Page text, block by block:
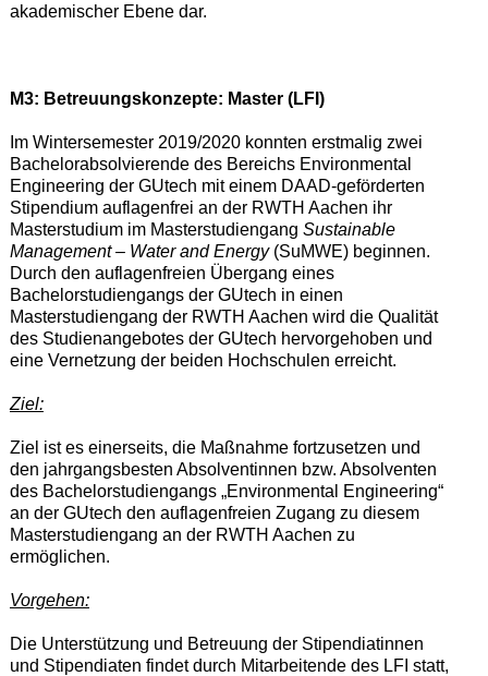
akademischer Ebene dar.
M3: Betreuungskonzepte: Master (LFI)
Im Wintersemester 2019/2020 konnten erstmalig zwei
Bachelorabsolvierende des Bereichs Environmental
Engineering der GUtech mit einem DAAD-geförderten
Stipendium auflagenfrei an der RWTH Aachen ihr
Masterstudium im Masterstudiengang Sustainable
Management – Water and Energy(SuMWE) beginnen.
Durch den auflagenfreien Übergang eines
Bachelorstudiengangs der GUtech in einen
Masterstudiengang der RWTH Aachen wird die Qualität
des Studienangebotes der GUtech hervorgehoben und
eine Vernetzung der beiden Hochschulen erreicht.
Ziel:
Ziel ist es einerseits, die Maßnahme fortzusetzen und
den jahrgangsbesten Absolventinnen bzw. Absolventen
des Bachelorstudiengangs „Environmental Engineering“
an der GUtech den auflagenfreien Zugang zu diesem
Masterstudiengang an der RWTH Aachen zu
ermöglichen.
Vorgehen:
Die Unterstützung und Betreuung der Stipendiatinnen
und Stipendiaten findet durch Mitarbeitende des LFI statt,